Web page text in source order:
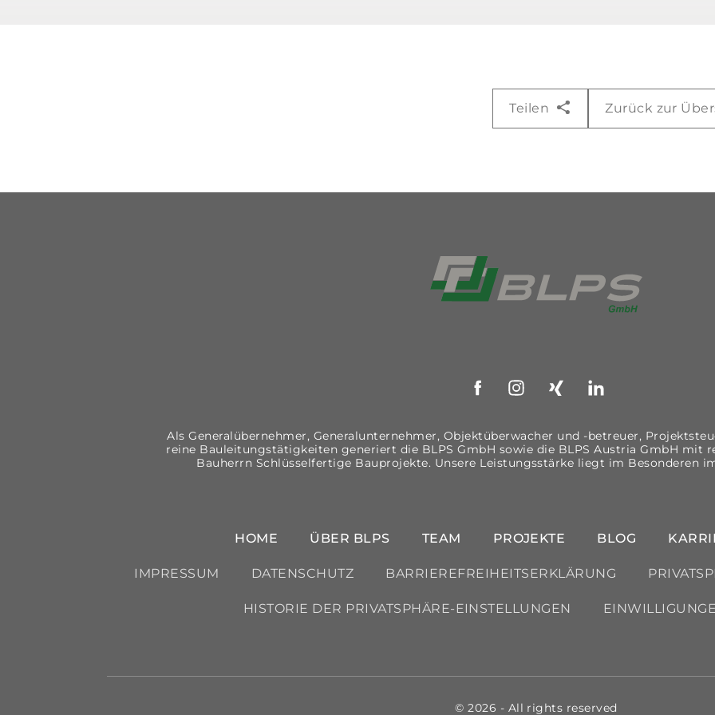
Teilen Zurück zur
Link zur Startseite
FacebookInstagram
Xing LinkedIn
Als Generalübernehmer, Generalunternehmer, Objektüberwacher und -betreuer,
reine Bauleitungstätigkeiten generiert die BLPS GmbH sowie die BLPS Austria GmbH mit
Bauherrn Schlüsselfertige Bauprojekte. Unsere Leistungsstärke liegt im Besonderen
HOME ÜBER BLPS TEAM PROJEKTE BLOG
IMPRESSUM DATENSCHUTZ BARRIEREFREIHEITSERKLÄRUNG
HISTORIE DER PRIVATSPHÄRE-EINSTELLUNGEN
© 2026 - All rights reserved